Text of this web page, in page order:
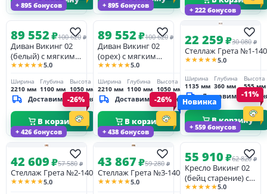
+ 895 бонусов
89 552₽100 620 ₽
Диван Викинг 02
(белый) с мягким
элементом
механизмом)
★★★★★5.0
Ширина
2210 мм
Глубина
1100 мм
Высота
1050 мм
Доставим_за_3_дня
В корзину
+ 895 бонусов
89 552₽100 620 ₽
Диван Викинг 02
(орех) с мягким
элементом
механизмом)
★★★★★5.0
Ширина
2210 мм
Глубина
1100 мм
Высота
1050 мм
Доставим_за_3_дня
В корзину
+ 222 бонусов
22 259₽30 080 ₽
Стеллаж Грета №1-140
★★★★★5.0
Ширина
1135 мм
Глубина
360 мм
Высота
555 мм
В корзину
+ 426 бонусов
-26%
42 609₽57 580 ₽
Стеллаж Грета №2-140
★★★★★5.0
+ 438 бонусов
-26%
43 867₽59 280 ₽
Стеллаж Грета №3-140
★★★★★5.0
+ 559 бонусов
Новинка
-11%
55 910₽62 820 ₽
Кресло Викинг 02
(бейц старение) с
мягким элементом
★★★★★5.0